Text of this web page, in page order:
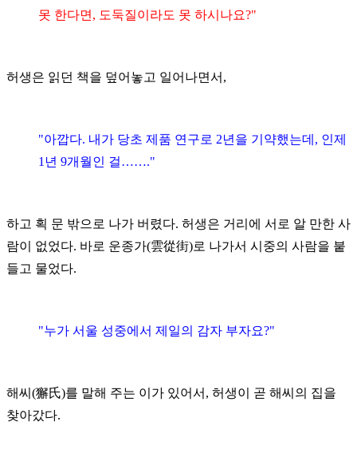
못 한다면, 도둑질이라도 못 하시나요?"
허생은 읽던 책을 덮어놓고 일어나면서,
"아깝다. 내가 당초 제품 연구로 2년을 기약했는데, 인제
1년 9개월인 걸……."
하고 획 문 밖으로 나가 버렸다. 허생은 거리에 서로 알 만한 사
람이 없었다. 바로 운종가(雲從街)로 나가서 시중의 사람을 붙
들고 물었다.
"누가 서울 성중에서 제일의 감자 부자요?"
해씨(獬氏)를 말해 주는 이가 있어서, 허생이 곧 해씨의 집을
찾아갔다.